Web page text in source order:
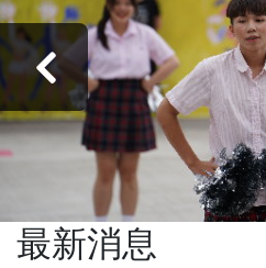
‹
最新消息